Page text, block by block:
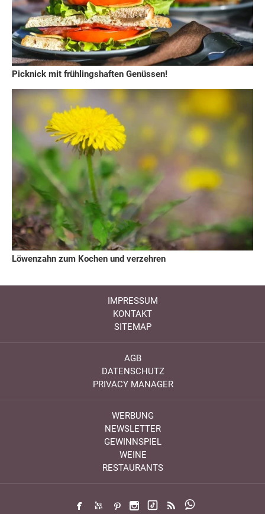
Picknick mit frühlingshaften Genüssen!
Löwenzahn zum Kochen und verzehren
IMPRESSUM
KONTAKT
SITEMAP
AGB
DATENSCHUTZ
PRIVACY MANAGER
WERBUNG
NEWSLETTER
GEWINNSPIEL
WEINE
RESTAURANTS